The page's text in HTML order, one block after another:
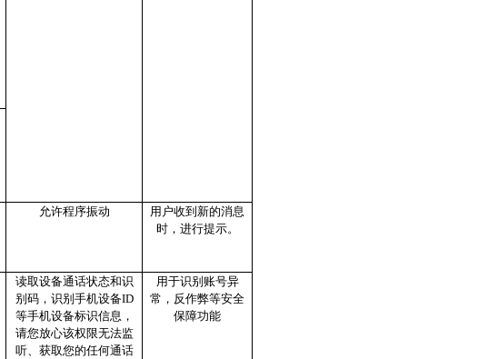
允许程序振动
用户收到新的消息
时，进行提示。
读取设备通话状态和识
别码，识别手机设备ID
等手机设备标识信息，
请您放心该权限无法监
听、获取您的任何通话
用于识别账号异
常，反作弊等安全
保障功能